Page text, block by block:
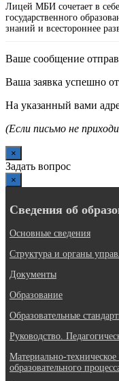
Лицей МБИ сочетает в
государственного
знаний и всестороннее
Ваше сообщение
Ваша заявка успешно
На указанный вами
(Если письмо не
×
Задать вопрос
×
Сведения об
Основные сведения
Структура и органы
Документы
Образование
Образовательные
Руководство.
Материально-
образовательного